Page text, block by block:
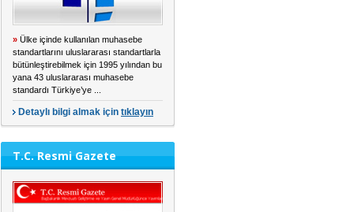
» Ülke içinde kullanılan muhasebe
standartlarını uluslararası standartlarla
bütünleştirebilmek için 1995 yılından bu
yana 43 uluslararası muhasebe
standardı Türkiye’ye ...
Detaylı bilgi almak için tıklayın
T.C. Resmi Gazete